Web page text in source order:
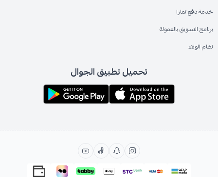
خدمة دفع تمارا
برنامج التسويق بالعمولة
نظام الولاء
تحميل تطبيق الجوال